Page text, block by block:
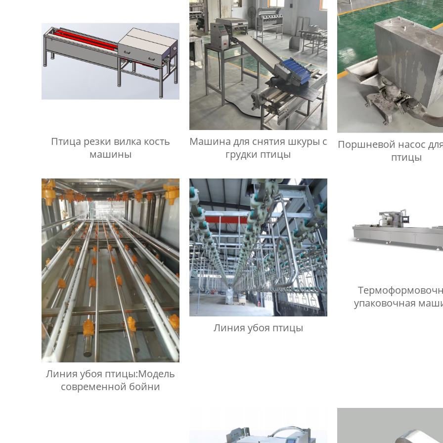
Птица резки вилка кость
машины
Машина для снятия шкуры с
грудки птицы
Поршневой насос
птицы
Линия убоя птицы:Модель
современной бойни
Линия убоя птицы
упаковочная